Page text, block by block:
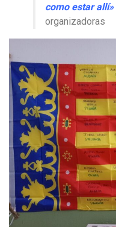
como estar allí»
organizadoras